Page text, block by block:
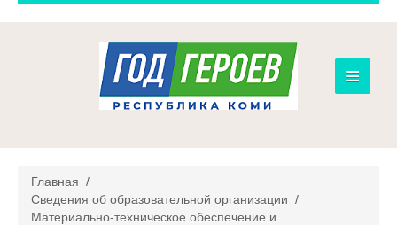
≡
Новости
Главная /
Сведения об образовательной организации /
Материально-техническое обеспечение и